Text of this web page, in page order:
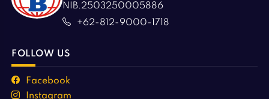
NIB.2503250005886
+62-812-9000-1718
FOLLOW US
Facebook
Instagram